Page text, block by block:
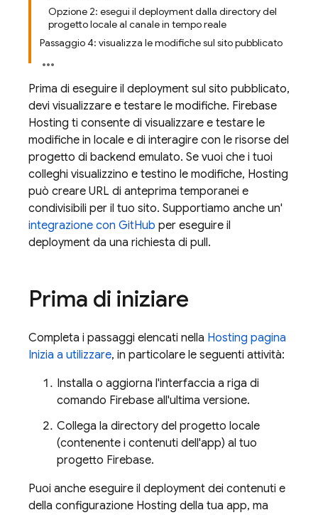
Opzione 2: esegui il deployment dalla directory del
progetto locale al canale in tempo reale
Passaggio 4: visualizza le modifiche sul sito pubblicato
Prima di eseguire il deployment sul sito pubblicato,
devi visualizzare e testare le modifiche. Firebase
Hosting ti consente di visualizzare e testare le
modifiche in locale e di interagire con le risorse del
progetto di backend emulato. Se vuoi che i tuoi
colleghi visualizzino e testino le modifiche, Hosting
può creare URL di anteprima temporanei e
condivisibili per il tuo sito. Supportiamo anche un'
integrazione con GitHub per eseguire il
deployment da una richiesta di pull.
Prima di iniziare
Completa i passaggi elencati nella Hosting pagina
Inizia a utilizzare, in particolare le seguenti attività:
Installa o aggiorna l'interfaccia a riga di
comando Firebase all'ultima versione.
Collega la directory del progetto locale
(contenente i contenuti dell'app) al tuo
progetto Firebase.
Puoi anche eseguire il deployment dei contenuti e
della configurazione Hosting della tua app, ma